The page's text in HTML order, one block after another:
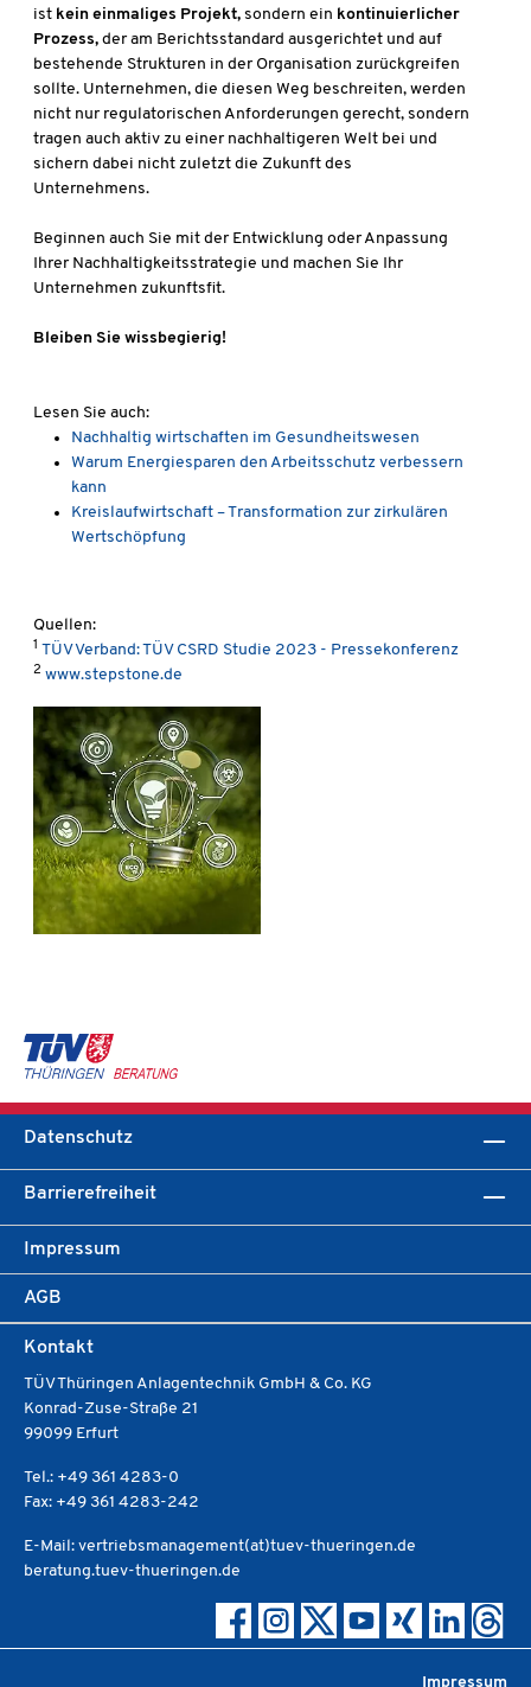
ist kein einmaliges Projekt, sondern ein kontinuierlicher
Prozess, der am Berichtsstandard ausgerichtet und auf
bestehende Strukturen in der Organisation zurückgreifen
sollte. Unternehmen, die diesen Weg beschreiten, werden
nicht nur regulatorischen Anforderungen gerecht, sondern
tragen auch aktiv zu einer nachhaltigeren Welt bei und
sichern dabei nicht zuletzt die Zukunft des
Unternehmens.
Beginnen auch Sie mit der Entwicklung oder Anpassung
Ihrer Nachhaltigkeitsstrategie und machen Sie Ihr
Unternehmen zukunftsfit.
Bleiben Sie wissbegierig!
Lesen Sie auch:
Nachhaltig wirtschaften im Gesundheitswesen
Warum Energiesparen den Arbeitsschutz verbessern
kann
Kreislaufwirtschaft – Transformation zur zirkulären
Wertschöpfung
Quellen:
1 TÜV Verband: TÜV CSRD Studie 2023 - Pressekonferenz
2 www.stepstone.de
Datenschutz
Barrierefreiheit
Impressum
AGB
Kontakt
TÜV Thüringen Anlagentechnik GmbH & Co. KG
Konrad-Zuse-Straße 21
99099 Erfurt
Tel.: +49 361 4283-0
Fax: +49 361 4283-242
E-Mail: vertriebsmanagement(at)tuev-thueringen.de
beratung.tuev-thueringen.de
Impressum